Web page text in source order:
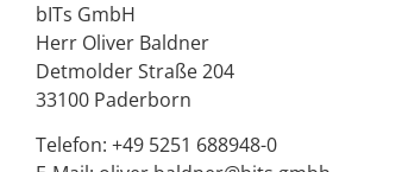
bITs GmbH
Herr Oliver Baldner
Detmolder Straße 204
33100 Paderborn
Telefon: +49 5251 688948-0